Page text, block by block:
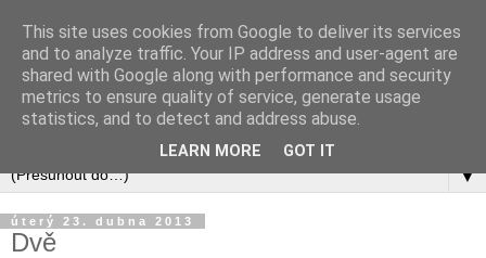
▼
úterý 23. dubna 2013
Dvě
This site uses cookies from Google to deliver its services
and to analyze traffic. Your IP address and user-agent are
shared with Google along with performance and security
metrics to ensure quality of service, generate usage
statistics, and to detect and address abuse.
LEARN MORE GOT IT